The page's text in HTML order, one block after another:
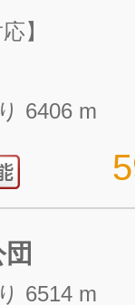
】
6406 m
6514 m